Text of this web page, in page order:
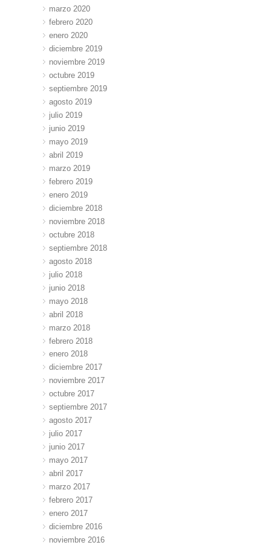
marzo 2020
febrero 2020
enero 2020
diciembre 2019
noviembre 2019
octubre 2019
septiembre 2019
agosto 2019
julio 2019
junio 2019
mayo 2019
abril 2019
marzo 2019
febrero 2019
enero 2019
diciembre 2018
noviembre 2018
octubre 2018
septiembre 2018
agosto 2018
julio 2018
junio 2018
mayo 2018
abril 2018
marzo 2018
febrero 2018
enero 2018
diciembre 2017
noviembre 2017
octubre 2017
septiembre 2017
agosto 2017
julio 2017
junio 2017
mayo 2017
abril 2017
marzo 2017
febrero 2017
enero 2017
diciembre 2016
noviembre 2016